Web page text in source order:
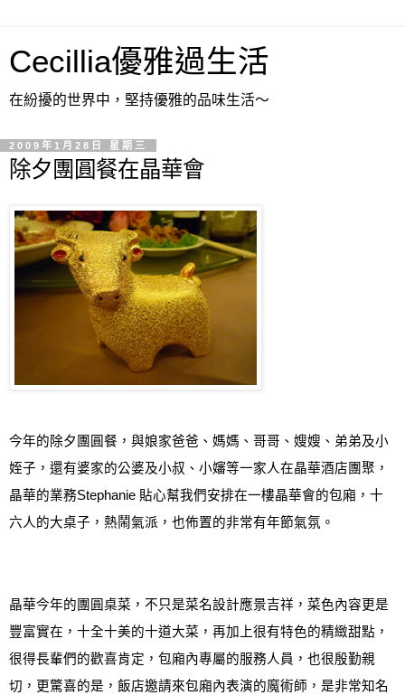
Cecillia優雅過生活
在紛擾的世界中，堅持優雅的品味生活～
2009年1月28日 星期三
除夕團圓餐在晶華會
今年的除夕團圓餐 ， 與娘家爸爸 、 媽媽 、哥哥 、 嫂嫂 、 弟弟及小
姪子，還有婆家的公婆及小叔 、 小嬸等一家人在晶華酒店團聚 ，
晶華的業務Stephanie 貼心幫我們安排在一樓晶華會的包廂，十
六人的大桌子，熱鬧氣派，也佈置的非常有年節氣氛。
晶華今年的團圓桌菜，不只是菜名設計應景吉祥，菜色內容更是
豐富實在，十全十美的十道大菜，再加上很有特色的精緻甜點，
很得長輩們的歡喜肯定，包廂內專屬的服務人員 ， 也很殷勤親
切，更驚喜的是，飯店邀請來包廂內表演的魔術師，是非常知名